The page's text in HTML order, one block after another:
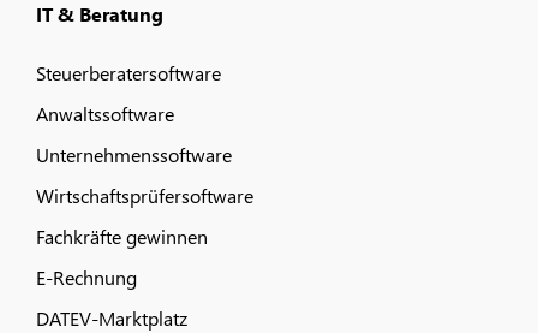
IT & Beratung
Steuerberatersoftware
Anwaltssoftware
Unternehmenssoftware
Wirtschaftsprüfersoftware
Fachkräfte gewinnen
E-Rechnung
DATEV-Marktplatz